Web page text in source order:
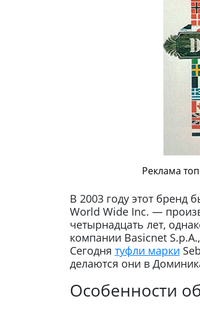
Реклама
В 2003 году этот бренд
World Wide Inc. —
четырнадцать лет,
компании Basicnet
Сегодня туфли марки
делаются они в
Особенности